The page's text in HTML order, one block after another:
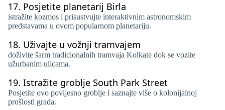
17. Posjetite planetarij Birla
istražite kozmos i prisustvujte interaktivnim astronomskim
predstavama u ovom popularnom planetariju.
18. Uživajte u vožnji tramvajem
doživite šarm tradicionalnih tramvaja Kolkate dok se vozite
užurbanim ulicama.
19. Istražite groblje South Park Street
Posjetite ovo povijesno groblje i saznajte više o kolonijalnoj
prošlosti grada.